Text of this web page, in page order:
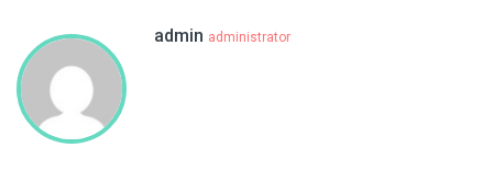
admin administrator